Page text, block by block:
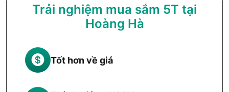
nghiệm trực tiếp sản phẩm hoặc tham khảo website để đặt
hàng online. Hoàng Hà Mobile luôn có nhiều chương trình
giảm giá và hàng loạt các siêu ưu đãi luôn chờ đón quý
Trải nghiệm mua sắm 5T tại
Hoàng Hà
Tốt hơn về giá